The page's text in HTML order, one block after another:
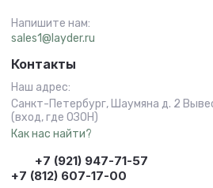
Напишите нам:
sales1@layder.ru
Контакты
Наш адрес:
Санкт-Петербург, Шаумяна д. 2
(вход, где ОЗОН)
Как нас найти?
+7 (921) 947-71-57
+7 (812) 607-17-00